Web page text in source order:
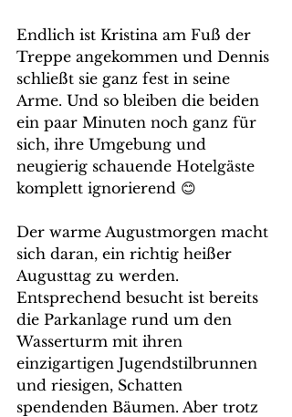
Endlich ist Kristina am Fuß der
Treppe angekommen und Dennis
schließt sie ganz fest in seine
Arme. Und so bleiben die beiden
ein paar Minuten noch ganz für
sich, ihre Umgebung und
neugierig schauende Hotelgäste
komplett ignorierend 😊
Der warme Augustmorgen macht
sich daran, ein richtig heißer
Augusttag zu werden.
Entsprechend besucht ist bereits
die Parkanlage rund um den
Wasserturm mit ihren
einzigartigen Jugendstilbrunnen
und riesigen, Schatten
spendenden Bäumen. Aber trotz